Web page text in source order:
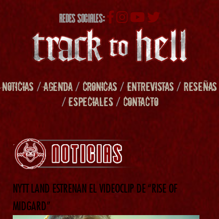
REDES SOCIALES:
NOTICIAS /AGENDA/ CRONICAS/ENTREVISTAS/RESEÑAS
/ESPECIALES/ CONTACTO
NYTT LAND ESTRENAN EL VIDEOCLIP DE “RISE OF
MIDGARD”